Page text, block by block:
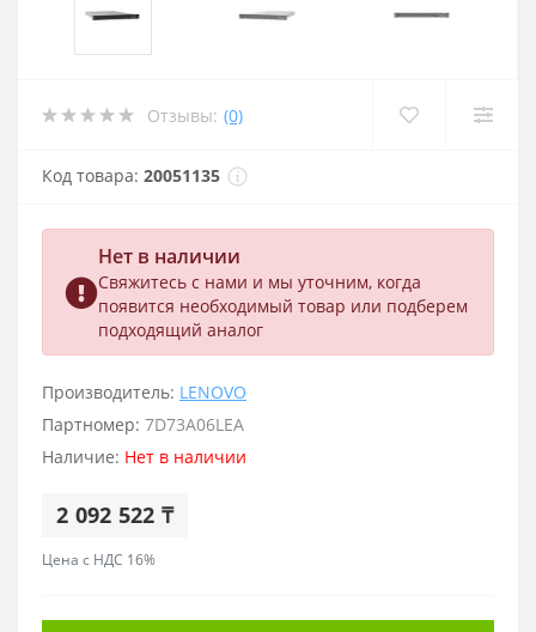
Отзывы: (0)
Код товара: 20051135
Нет в наличии
Свяжитесь с нами и мы уточним, когда
появится необходимый товар или подберем
подходящий аналог
Производитель: LENOVO
Партномер: 7D73A06LEA
Наличие: Нет в наличии
2 092 522 ₸
Цена с НДС 16%